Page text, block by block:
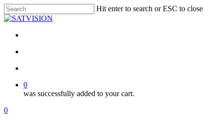
Skip
to
content
Hit enter to search or ESC to close
Close
0
was successfully added to your cart.
Menu
search
account
0